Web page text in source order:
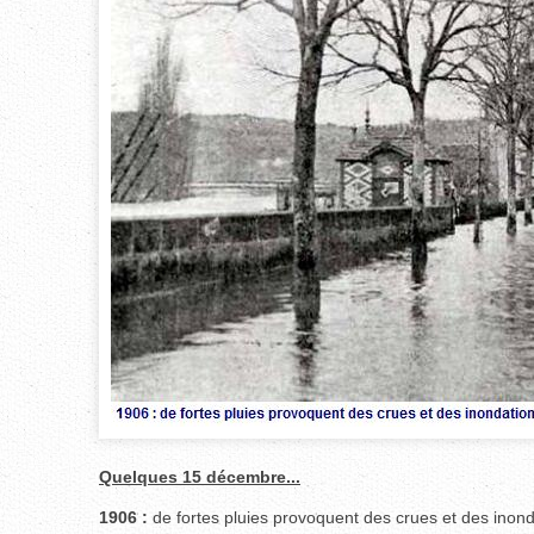
Quelques 15 décembre...
1906 : de fortes pluies provoquent des crues et des